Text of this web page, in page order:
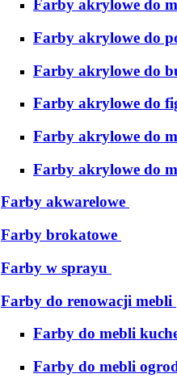
Farby akrylowe do
Farby akrylowe do
Farby akrylowe do
Farby akrylowe do
Farby akrylowe do
Farby akrylowe do
Farby akwarelowe
Farby brokatowe
Farby w sprayu
Farby do renowacji mebli
Farby do mebli
Farby do mebli